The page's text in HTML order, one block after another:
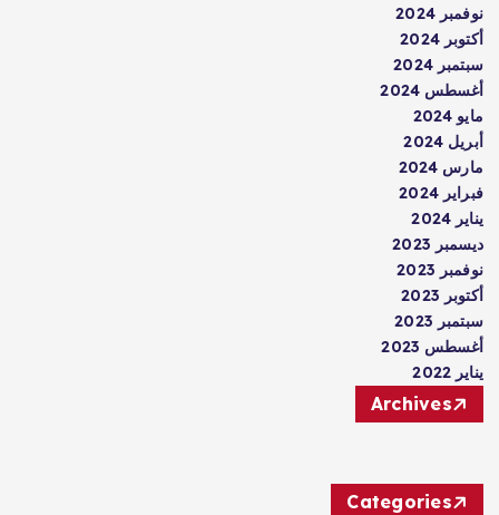
نوفمبر 2024
أكتوبر 2024
سبتمبر 2024
أغسطس 2024
مايو 2024
أبريل 2024
مارس 2024
فبراير 2024
يناير 2024
ديسمبر 2023
نوفمبر 2023
أكتوبر 2023
سبتمبر 2023
أغسطس 2023
يناير 2022
Archives
Categories